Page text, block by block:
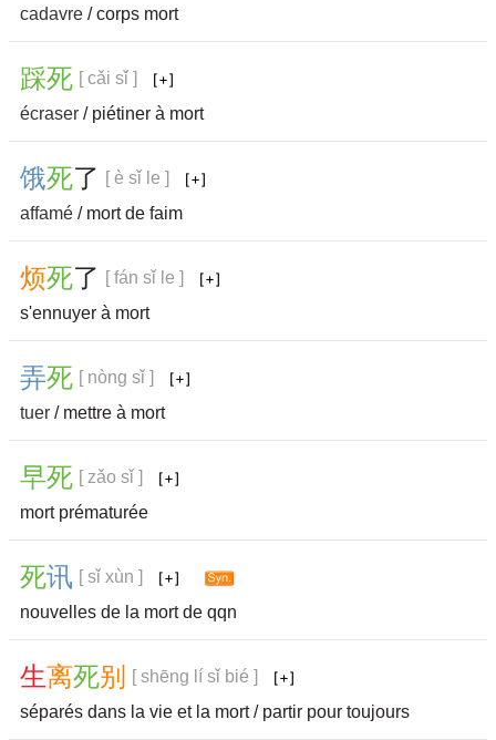
cadavre / corps mort
踩死 [ cǎi sǐ ]
écraser / piétiner à mort
饿死了 [ è sǐ le ]
affamé / mort de faim
烦死了 [ fán sǐ le ]
s'ennuyer à mort
弄死 [ nòng sǐ ]
tuer / mettre à mort
早死 [ zǎo sǐ ]
mort prématurée
死讯 [ sǐ xùn ]
nouvelles de la mort de qqn
生离死别
[ shēng lí sǐ bié ]
séparés dans la vie et la mort / partir pour toujours